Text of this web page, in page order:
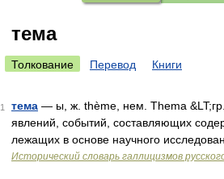
тема
Толкование Перевод Книги
1 тема — ы, ж. thème, нем. Thema
явлений, событий, составляющих
лежащих в основе научного
Исторический словарь галлицизмов